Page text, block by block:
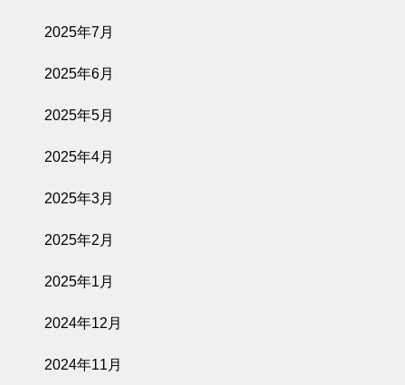
2025年7月
2025年6月
2025年5月
2025年4月
2025年3月
2025年2月
2025年1月
2024年12月
2024年11月